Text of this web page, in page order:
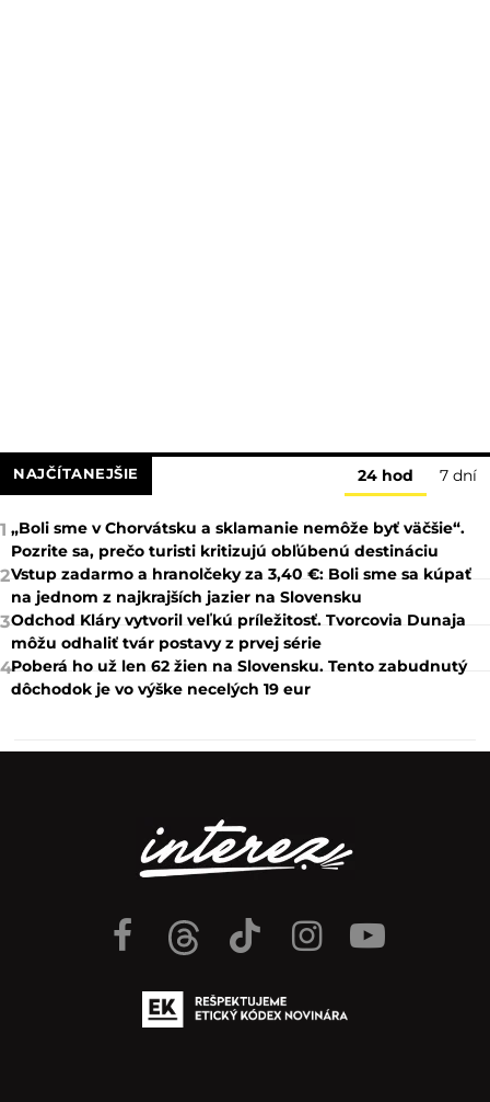
NAJČÍTANEJŠIE 24 hod 7 dní
1 „Boli sme v Chorvátsku a sklamanie nemôže byť väčšie“.
Pozrite sa, prečo turisti kritizujú obľúbenú destináciu
2Vstup zadarmo a hranolčeky za 3,40 €: Boli sme sa kúpať
na jednom z najkrajších jazier na Slovensku
3Odchod Kláry vytvoril veľkú príležitosť. Tvorcovia Dunaja
môžu odhaliť tvár postavy z prvej série
4Poberá ho už len 62 žien na Slovensku. Tento zabudnutý
dôchodok je vo výške necelých 19 eur